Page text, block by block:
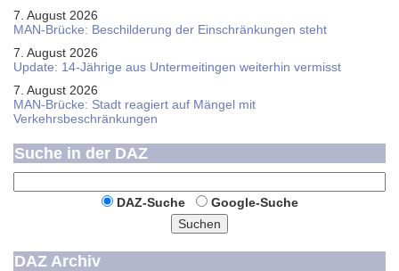
7. August 2026
MAN-Brücke: Beschilderung der Einschränkungen steht
7. August 2026
Update: 14-Jährige aus Untermeitingen weiterhin vermisst
7. August 2026
MAN-Brücke: Stadt reagiert auf Mängel mit
Verkehrsbeschränkungen
Suche in der DAZ
DAZ-Suche
Google-Suche
Suchen
DAZ Archiv